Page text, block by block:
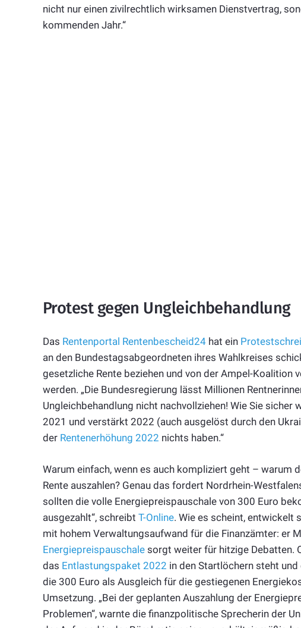
nicht nur einen zivilrechtlich wirksamen Dienstvertrag,
kommenden Jahr.“
Protest gegen Ungleichbehandlung
Das Rentenportal Rentenbescheid24 hat ein
an den Bundestagsabgeordneten ihres Wahlkreises
gesetzliche Rente beziehen und von der Ampel-Koalition
werden. „Die Bundesregierung lässt Millionen
Ungleichbehandlung nicht nachvollziehen! Wie Sie
2021 und verstärkt 2022 (auch ausgelöst durch den
der Rentenerhöhung 2022 nichts haben.“
Warum einfach, wenn es auch kompliziert geht – warum
Rente auszahlen? Genau das fordert Nordrhein-
sollten die volle Energiepreispauschale von 300 Euro
ausgezahlt“, schreibt T-Online. Wie es scheint, entwickelt
mit hohem Verwaltungsaufwand für die Finanzämter: er
Energiepreispauschale sorgt weiter für hitzige Debatten.
das Entlastungspaket 2022 in den Startlöchern steht
die 300 Euro als Ausgleich für die gestiegenen
Umsetzung. „Bei der geplanten Auszahlung der
Problemen“, warnte die finanzpolitische Sprecherin der